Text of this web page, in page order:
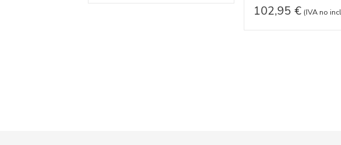
102,95 € (IVA no